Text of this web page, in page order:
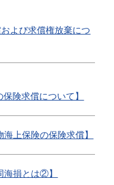
よび求償権放棄につ
険求償について】
海上保険の保険求償】
海損とは②】